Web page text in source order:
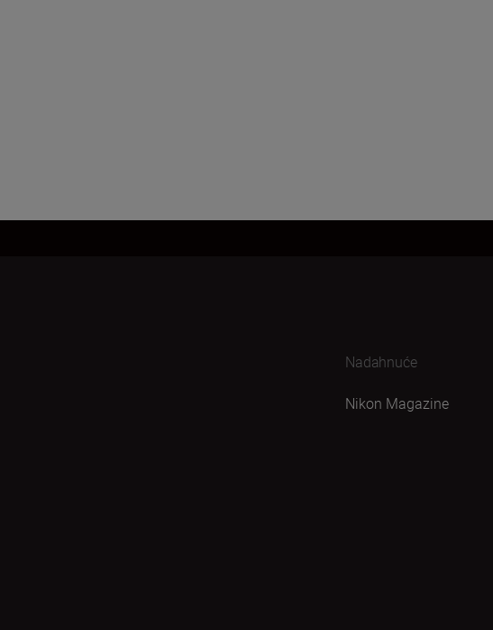
Nadahnuće
Nikon Magazine